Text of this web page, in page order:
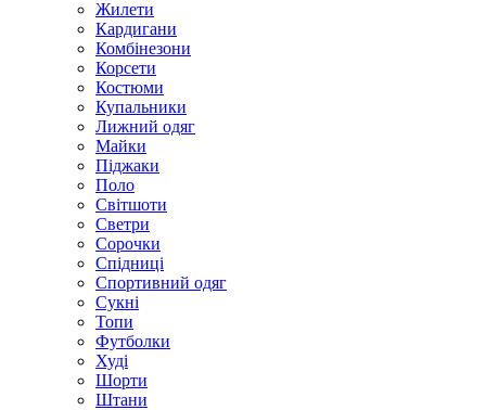
Жилети
Кардигани
Комбінезони
Корсети
Костюми
Купальники
Лижний одяг
Майки
Піджаки
Поло
Світшоти
Светри
Сорочки
Спідниці
Спортивний одяг
Сукні
Топи
Футболки
Худі
Шорти
Штани